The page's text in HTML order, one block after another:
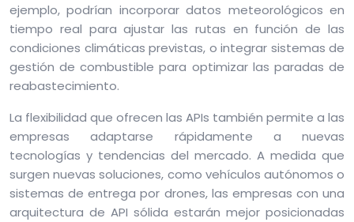
ejemplo, podrían incorporar datos meteorológicos en
tiempo real para ajustar las rutas en función de las
condiciones climáticas previstas, o integrar sistemas de
gestión de combustible para optimizar las paradas de
reabastecimiento.
La flexibilidad que ofrecen las APIs también permite a las
empresas adaptarse rápidamente a nuevas
tecnologías y tendencias del mercado. A medida que
surgen nuevas soluciones, como vehículos autónomos o
sistemas de entrega por drones, las empresas con una
arquitectura de API sólida estarán mejor posicionadas